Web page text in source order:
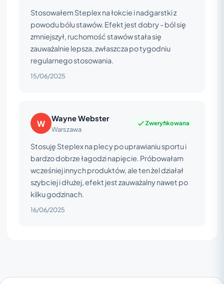
Stosowałem Steplex na łokcie i nadgarstki z
powodu bólu stawów. Efekt jest dobry - ból się
zmniejszył, ruchomość stawów stała się
zauważalnie lepsza, zwłaszcza po tygodniu
regularnego stosowania.
15/06/2025
W Wayne Webster
Warszawa
Zweryfikowana
Stosuję Steplex na plecy po uprawianiu sportu i
bardzo dobrze łagodzi napięcie. Próbowałam
wcześniej innych produktów, ale ten żel działał
szybciej i dłużej, efekt jest zauważalny nawet po
kilku godzinach.
16/06/2025